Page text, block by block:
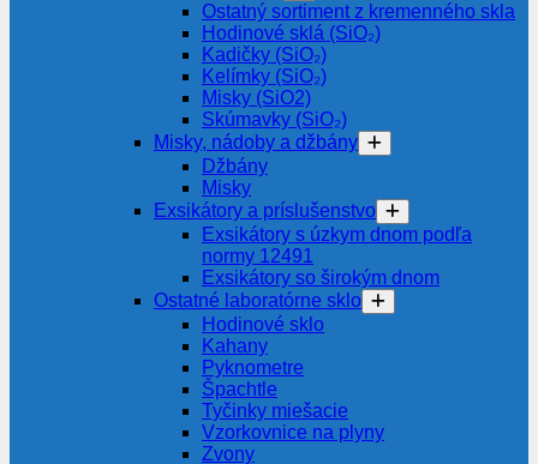
Ostatný sortiment z kremenného skla
Hodinové sklá (SiO₂)
Kadičky (SiO₂)
Kelímky (SiO₂)
Misky (SiO2)
Skúmavky (SiO₂)
Misky, nádoby a džbány
Džbány
Misky
Exsikátory a príslušenstvo
Exsikátory s úzkym dnom podľa
normy 12491
Exsikátory so širokým dnom
Ostatné laboratórne sklo
Hodinové sklo
Kahany
Pyknometre
Špachtle
Tyčinky miešacie
Vzorkovnice na plyny
Zvony